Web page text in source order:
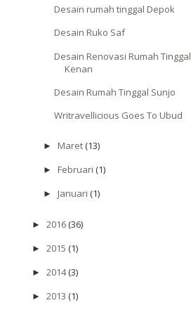
Desain rumah tinggal Depok
Desain Ruko Saf
Desain Renovasi Rumah Tinggal
Kenan
Desain Rumah Tinggal Sunjo
Writravellicious Goes To Ubud
► Maret(13)
► Februari (1)
► Januari (1)
► 2016(36)
► 2015 (1)
► 2014(3)
► 2013 (1)